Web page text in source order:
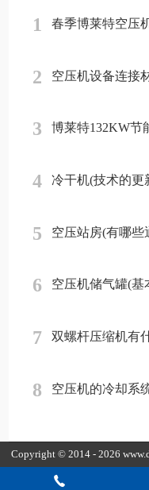
1 春季博莱特空压
2 空压机设备连接
3 博莱特132KW节
4 冷干机(技术的更
5 空压站房(有哪些
6 空压机储气罐(基
7 双螺杆压缩机有
8 空压机的冷却系
Copyright © 2014 - 2026
市康普达节能科技有限公司